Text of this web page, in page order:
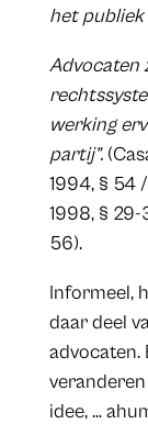
het
Advocaten
werking
partij”.
1994, § 54
1998, § 29-
56).
Informeel,
daar deel
advocaten.
idee, …